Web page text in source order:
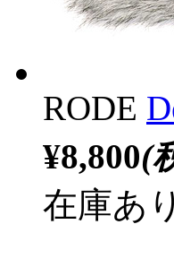
RODE
¥8,800(
在庫あり